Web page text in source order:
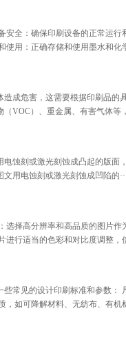
全：确保印刷设备的正常运
用：正确存储和使用墨水和化学
成危害，这需要根据印刷品的
VOC）、重金属、有害气体等
蚀刻或激光刻蚀成凸起的版面
用电蚀刻或激光刻蚀成凹陷的
择高分辨率和高品质的图片
行适当的色彩和对比度调整，使
常见的设计印刷标准和参数：
如可降解材料、无纺布、有机棉